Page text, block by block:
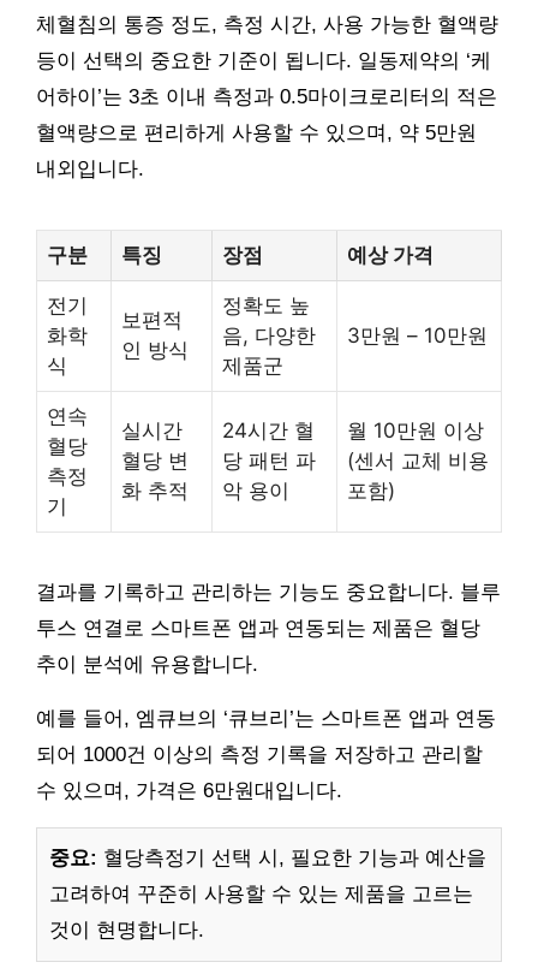
체혈침의 통증 정도, 측정 시간, 사용 가능한 혈액량
등이 선택의 중요한 기준이 됩니다. 일동제약의 ‘케
어하이’는 3초 이내 측정과 0.5마이크로리터의 적은
혈액량으로 편리하게 사용할 수 있으며, 약 5만원
내외입니다.
구분 특징 장점 예상 가격
전기
화학
식
보편적
인 방식
정확도 높
음, 다양한
제품군
3만원 – 10만원
연속
혈당
측정
기
실시간
혈당 변
화 추적
24시간 혈
당 패턴 파
악 용이
월 10만원 이상
(센서 교체 비용
포함)
결과를 기록하고 관리하는 기능도 중요합니다. 블루
투스 연결로 스마트폰 앱과 연동되는 제품은 혈당
추이 분석에 유용합니다.
예를 들어, 엠큐브의 ‘큐브리’는 스마트폰 앱과 연동
되어 1000건 이상의 측정 기록을 저장하고 관리할
수 있으며, 가격은 6만원대입니다.
중요: 혈당측정기 선택 시, 필요한 기능과 예산을
고려하여 꾸준히 사용할 수 있는 제품을 고르는
것이 현명합니다.